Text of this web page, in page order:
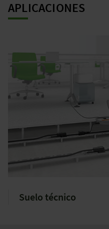
APLICACIONES
Suelo técnico